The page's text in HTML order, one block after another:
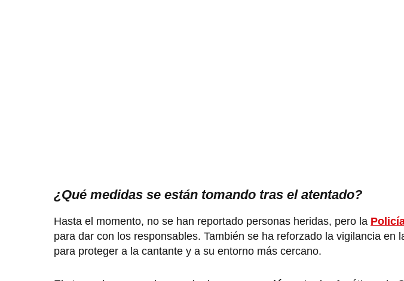
¿Qué medidas se están tomando tras el atentado?
Hasta el momento, no se han reportado personas heridas, pero la
para dar con los responsables. También se ha reforzado la vigilancia en
para proteger a la cantante y a su entorno más cercano.